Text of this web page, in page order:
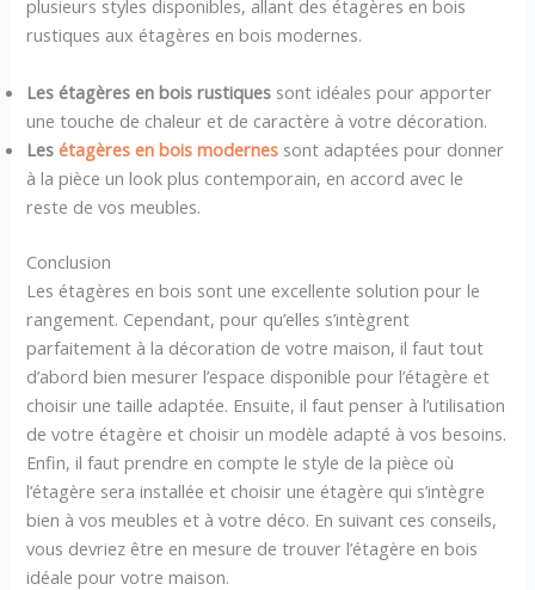
plusieurs styles disponibles, allant des étagères en bois
rustiques aux étagères en bois modernes.
Les étagères en bois rustiques sont idéales pour apporter
une touche de chaleur et de caractère à votre décoration.
Lesétagères en bois modernes sont adaptées pour donner
à la pièce un look plus contemporain, en accord avec le
reste de vos meubles.
Conclusion
Les étagères en bois sont une excellente solution pour le
rangement. Cependant, pour qu’elles s’intègrent
parfaitement à la décoration de votre maison, il faut tout
d’abord bien mesurer l’espace disponible pour l’étagère et
choisir une taille adaptée. Ensuite, il faut penser à l’utilisation
de votre étagère et choisir un modèle adapté à vos besoins.
Enfin, il faut prendre en compte le style de la pièce où
l’étagère sera installée et choisir une étagère qui s’intègre
bien à vos meubles et à votre déco. En suivant ces conseils,
vous devriez être en mesure de trouver l’étagère en bois
idéale pour votre maison.